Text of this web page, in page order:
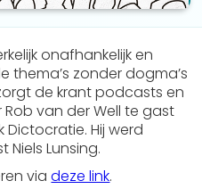
onafhankelijk en
thema’s zonder dogma’s
de krant podcasts en
van der Well te gast
Hij werd
Lunsing.
viadeze link.